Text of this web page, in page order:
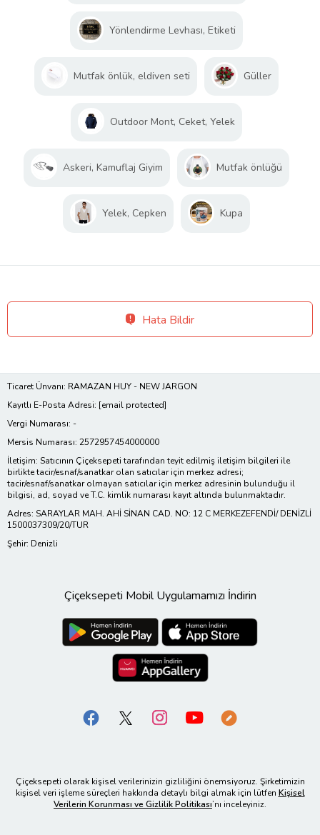
Yönlendirme Levhası, Etiketi
Mutfak önlük, eldiven seti Güller
Outdoor Mont, Ceket, Yelek
Askeri, Kamuflaj Giyim Mutfak önlüğü
Yelek, Cepken Kupa
Hata Bildir
Ticaret Ünvanı: RAMAZAN HUY - NEW JARGON
Kayıtlı E-Posta Adresi: [email protected]
Vergi Numarası: -
Mersis Numarası: 2572957454000000
İletişim: Satıcının Çiçeksepeti tarafından teyit edilmiş iletişim bilgileri ile
birlikte tacir/esnaf/sanatkar olan satıcılar için merkez adresi;
tacir/esnaf/sanatkar olmayan satıcılar için merkez adresinin bulunduğu il
bilgisi, ad, soyad ve T.C. kimlik numarası kayıt altında bulunmaktadır.
Adres: SARAYLAR MAH. AHİ SİNAN CAD. NO: 12 C MERKEZEFENDİ/ DENİZLİ
1500037309/20/TUR
Şehir: Denizli
Çiçeksepeti Mobil Uygulamamızı İndirin
Çiçeksepeti olarak kişisel verilerinizin gizliliğini önemsiyoruz. Şirketimizin
kişisel veri işleme süreçleri hakkında detaylı bilgi almak için lütfen Kişisel
Verilerin Korunması ve Gizlilik Politikası’nı inceleyiniz.